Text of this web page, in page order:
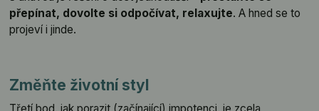
přepínat, dovolte si odpočívat, relaxujte. A hned se to
projeví i jinde.
Změňte životní styl